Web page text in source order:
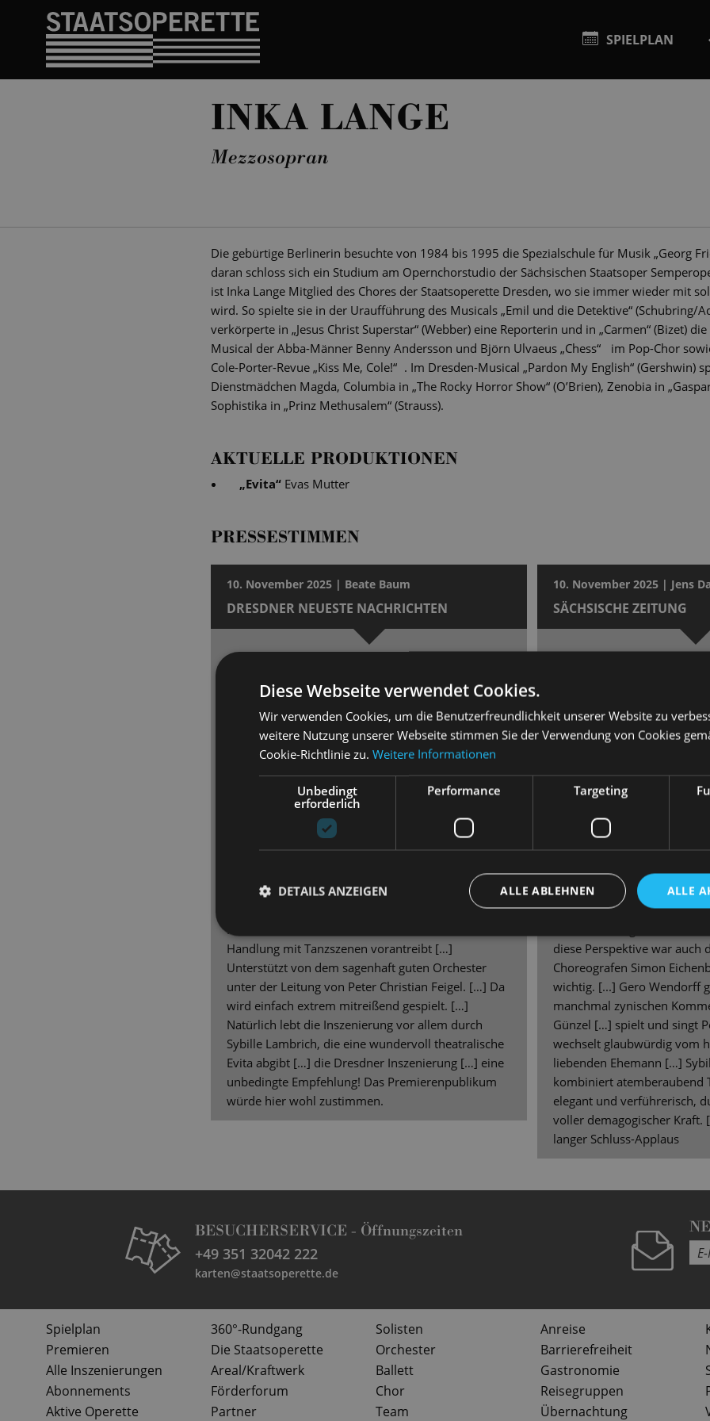
SPIELPLAN
INKA LANGE
Mezzosopran
Die gebürtige Berlinerin besuchte von 1984 bis 1995 die Spezialschule für Musik „Georg
daran schloss sich ein Studium am Opernchorstudio der Sächsischen Staatsoper
ist Inka Lange Mitglied des Chores der Staatsoperette Dresden, wo sie immer wieder mit
wird. So spielte sie in der Uraufführung des Musicals „Emil und die Detektive“ (Schubring/
verkörperte in „Jesus Christ Superstar“ (Webber) eine Reporterin und in „Carmen“ (Bizet)
Musical der Abba-Männer Benny Andersson und Björn Ulvaeus „Chess“ im Pop-Chor
Cole-Porter-Revue „Kiss Me, Cole!“ . Im Dresden-Musical „Pardon My English“ (Gershwin)
Dienstmädchen Magda, Columbia in „The Rocky Horror Show“ (O’Brien), Zenobia in
Sophistika in „Prinz Methusalem“ (Strauss).
AKTUELLE PRODUKTIONEN
„Evita“ Evas Mutter
PRESSESTIMMEN
10. November 2025 | Beate Baum
DRESDNER NEUESTE NACHRICHTEN
Ein mitreißender Mythos
Die Dresdner Inszenierung des Andrew Lloyd Webber-
Musicals „Evita“ feierte Premiere.
[…] Diese „Evita“ […] wird ein Publikumshit. Wieder
einmal wird die Bühne, für die hier Charles Quiggin
verantwortlich ist, grandios genutzt, entstehen da
Bilder über Bilder, an denen man sich nicht
sattsehen kann. […] Teil der optischen
Überwältigung: die Kostüme, bei denen Aleš
Valášek sich ausleben durfte. Das geht natürlich
Hand in Hand mit der Choreografie, die Regisseur
Eichenberger selbst übernommen hat, die die vielen
Konstellationen sichtbar macht und ändert, die
Handlung mit Tanzszenen vorantreibt […]
Unterstützt von dem sagenhaft guten Orchester
unter der Leitung von Peter Christian Feigel. […] Da
wird einfach extrem mitreißend gespielt. […]
Natürlich lebt die Inszenierung vor allem durch
Sybille Lambrich, die eine wundervoll theatralische
Evita abgibt […] die Dresdner Inszenierung […] eine
unbedingte Empfehlung! Das Premierenpublikum
würde hier wohl zustimmen.
10. November 2025 | Jens
SÄCHSISCHE ZEITUNG
Viel Applaus schon zwischen
mit Orchester, Chor und
überzeugenden
musikalische Momente
Charles Quiggin und Aleš
Ausstattung geschaffen, die
Bilder baut. […] Mit der
Bühnentechnik gelingt
„hinter die Kulissen“, wird
diese Perspektive war auch
Choreografen Simon
wichtig. [...] Gero Wendorff
manchmal zynischen
Günzel […] spielt und singt
wechselt glaubwürdig vom
liebenden Ehemann […]
kombiniert atemberaubend
elegant und verführerisch,
voller demagogischer Kraft.
langer Schluss-Applaus
BESUCHERSERVICE - Öffnungszeiten
+49 351 32042 222
karten@staatsoperette.de
Spielplan
Premieren
Alle Inszenierungen
Abonnements
Aktive Operette
360°-Rundgang
Die Staatsoperette
Areal/Kraftwerk
Förderforum
Partner
Solisten
Orchester
Ballett
Chor
Team
Anreise
Barrierefreiheit
Gastronomie
Reisegruppen
Übernachtung
Diese Webseite verwendet Cookies.
Wir verwenden Cookies, um die Benutzerfreundlichkeit unserer Website zu
weitere Nutzung unserer Webseite stimmen Sie der Verwendung von Cookies
Cookie-Richtlinie zu. Weitere Informationen
Unbedingt
erforderlich
Performance Targeting
ALLE
ALLE ABLEHNEN
DETAILS ANZEIGEN